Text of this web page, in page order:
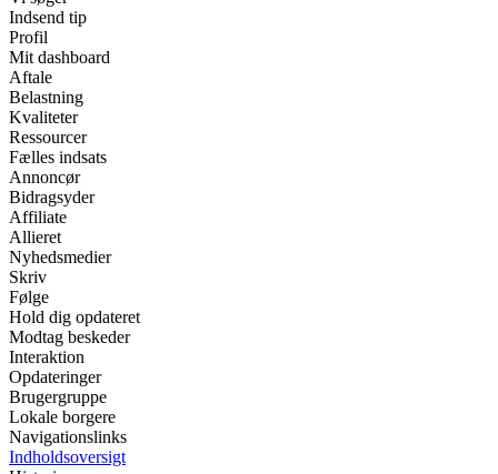
Indsend tip
Profil
Mit dashboard
Aftale
Belastning
Kvaliteter
Ressourcer
Fælles indsats
Annoncør
Bidragsyder
Affiliate
Allieret
Nyhedsmedier
Skriv
Følge
Hold dig opdateret
Modtag beskeder
Interaktion
Opdateringer
Brugergruppe
Lokale borgere
Navigationslinks
Indholdsoversigt